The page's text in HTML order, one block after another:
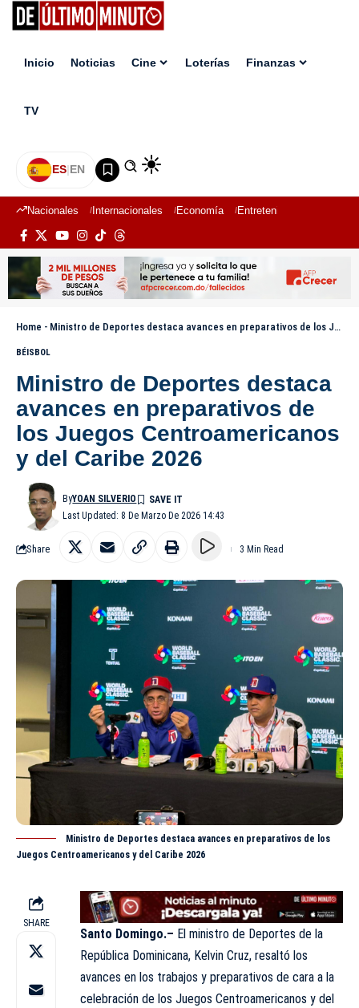
Inicio Noticias Cine Loterías Finanzas
TV
ES|EN
Nacionales Internacionales Economía Entretenimiento
Home - Ministro de Deportes destaca avances en preparativos de los Juegos Centroamericanos y del Caribe 2026
BÉISBOL
Ministro de Deportes destaca
avances en preparativos de
los Juegos Centroamericanos
y del Caribe 2026
Last Updated: 8 De Marzo De 2026 14:43
ByYOAN SILVERIO
Share 3 Min Read
Ministro de Deportes destaca avances en preparativos de los
Juegos Centroamericanos y del Caribe 2026
SHARE
Santo Domingo.– El ministro de Deportes de la
República Dominicana, Kelvin Cruz, resaltó los
avances en los trabajos y preparativos de cara a la
celebración de los Juegos Centroamericanos y del